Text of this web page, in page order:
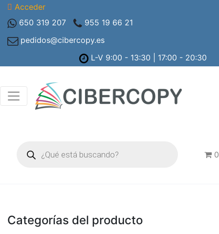
Acceder
650 319 207
955 19 66 21
pedidos@cibercopy.es
L-V 9:00 - 13:30 | 17:00 - 20:30
productos
0
Categorías del producto